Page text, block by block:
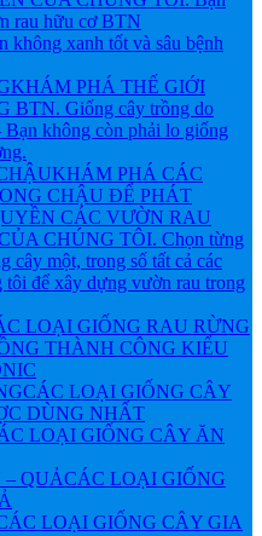
rau hữu cơ BTN
xanh tốt và sâu bệnh
KHÁM PHÁ THẾ GIỚI
BTN. Giống cây trồng do
không còn phải lo giống
KHÁM PHÁ CÁC
CHẬU ĐỂ PHÁT
CÁC VƯỜN RAU
CHÚNG TÔI. Chọn từng
cây một, trong số tất cả các
tôi để xây dựng vườn rau trong
LOẠI GIỐNG RAU RỪNG
THÀNH CÔNG KIỂU
CÁC LOẠI GIỐNG CÂY
DÙNG NHẤT
LOẠI GIỐNG CÂY ĂN
QUẢCÁC LOẠI GIỐNG
LOẠI GIỐNG CÂY GIA